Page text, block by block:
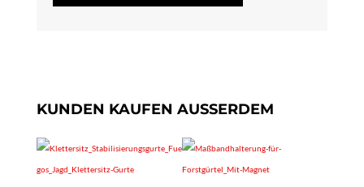
KUNDEN KAUFEN AUSSERDEM